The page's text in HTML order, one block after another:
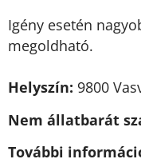
Igény esetén
megoldható.
Helyszín: 9800
Nem állatbarát
További